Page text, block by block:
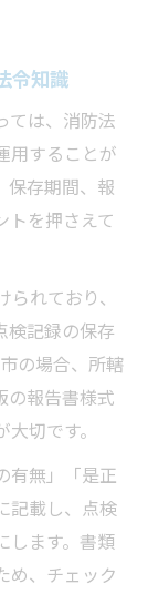
令知識
ては、消防法
用することが
保存期間、報
トを押さえて
れており、
検記録の保存
の場合、所轄
の報告書様式
切です。
有無」「是正
記載し、点検
します。書類
め、チェック